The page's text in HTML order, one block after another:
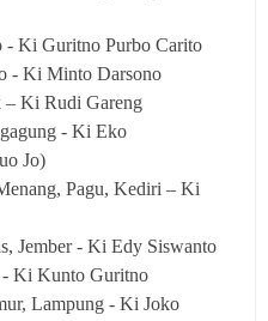
- Ki Guritno Purbo Carito
- Ki Minto Darsono
– Ki Rudi Gareng
- Ki Eko
Jo)
Pagu, Kediri – Ki
Jember - Ki Edy Siswanto
- Ki Kunto Guritno
Lampung - Ki Joko